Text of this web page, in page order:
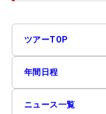
ツアーTOP
年間日程
ニュース一覧